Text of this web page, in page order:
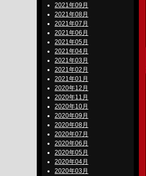
2021年09月
2021年08月
2021年07月
2021年06月
2021年05月
2021年04月
2021年03月
2021年02月
2021年01月
2020年12月
2020年11月
2020年10月
2020年09月
2020年08月
2020年07月
2020年06月
2020年05月
2020年04月
2020年03月